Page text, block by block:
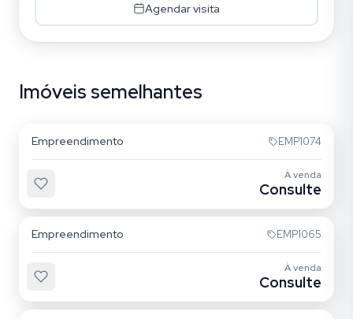
Agendar visita
Imóveis semelhantes
Sem foto
Vila Clementino
Empreendimento EMP1074
À venda
Consulte
Empreendimento EMP1065
À venda
Consulte